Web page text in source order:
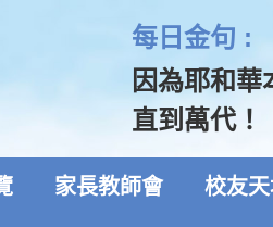
每日金句 :
因為耶和
直到萬代！
家長教師會 校友